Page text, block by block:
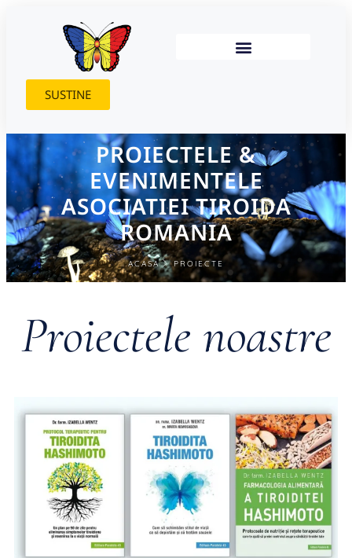
SUSTINE
PROIECTELE &
EVENIMENTELE
ASOCIATIEI TIROIDA
ROMANIA
ACASA PROIECTE
Proiectele noastre